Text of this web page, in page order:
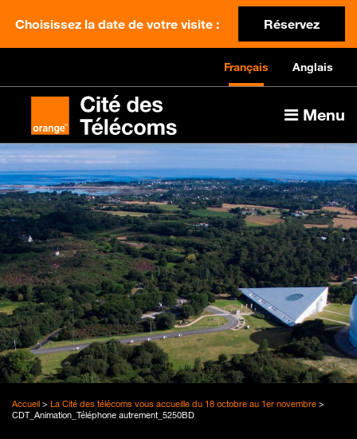
Choisissez la date de votre visite : Réservez
Français Anglais
Menu
Accueil > La Cité des télécoms vous accueille du 18 octobre au 1er novembre >
CDT_Animation_Téléphone autrement_5250BD